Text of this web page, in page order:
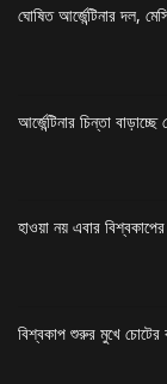
ঘোষিত আর্জেন্টিনার দল,
আর্জেন্টিনার চিন্তা
হাওয়া নয় এবার
বিশ্বকাপ শুরুর মুখে চোটের